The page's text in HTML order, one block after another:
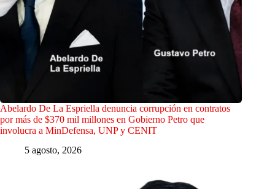
Abelardo De La Espriella denuncia corrupción en contratos
por más de $370 mil millones en Gobierno Petro que
involucra a MinDefensa, UNP y CENIT
5 agosto, 2026